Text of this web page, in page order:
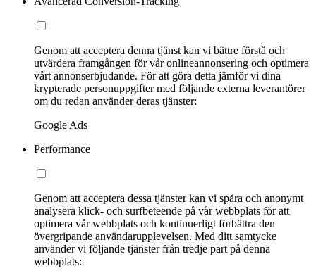
Genom att acceptera denna tjänst kan vi bättre förstå och
utvärdera framgången för vår onlineannonsering och optimera
vårt annonserbjudande. För att göra detta jämför vi dina
krypterade personuppgifter med följande externa leverantörer
om du redan använder deras tjänster:
Google Ads
Performance
Genom att acceptera dessa tjänster kan vi spåra och anonymt
analysera klick- och surfbeteende på vår webbplats för att
optimera vår webbplats och kontinuerligt förbättra den
övergripande användarupplevelsen. Med ditt samtycke
använder vi följande tjänster från tredje part på denna
webbplats: